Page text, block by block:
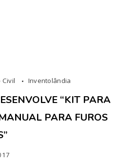
Civil Inventolândia
“KIT PARA
PARA FUROS